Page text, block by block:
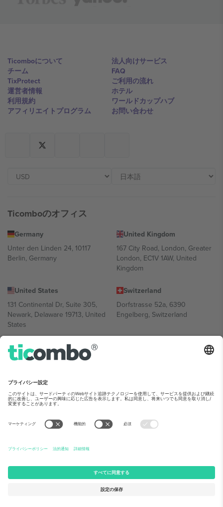
Ticomboについて
チーム
TixProtect
運営者情報
利用規約
アフィリエイトプログラム
法人向けサービス
FAQ
ご利用の流れ
ホテル
ワールドカップハブ
お問い合わせ
Ticomboのオフィス
Germany
Unter den Linden 24, 10117
Berlin, Germany
United Kingdom
167 City Road, London, Greater
London, EC1V 1AW, United
Kingdom
United States
131 Continental Dr, Suite 305,
Newark, Delaware 19713, United
States
Switzerland
Dorfstrasse 52a, 6390
Engelberg, Switzerland
Bulgaria
Regus Sofia City West, bul
Bulgaria
Mexico
Av Chapultepec 360, Roma
Norte, Cuauhtémoc, 06700
Mexico
Platform provider legal entity might vary depending on location,
event and/or domain.詳細は各イベントページをご確認ください。,
© 2026 Ticombo. 無断転載を禁じます.